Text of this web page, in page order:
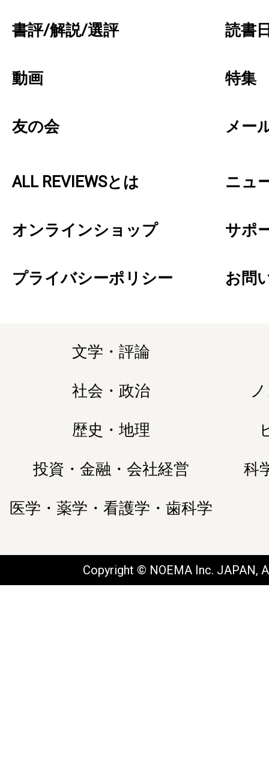
書評/解説/選評 読書
動画 特集
友の会 メー
ALL REVIEWSとは ニュ
オンラインショップ サポ
プライバシーポリシー お問
文学・評論
社会・政治
歴史・地理
投資・金融・会社経営 科
医学・薬学・看護学・歯科学
Copyright © NOEMA Inc. JAPAN,